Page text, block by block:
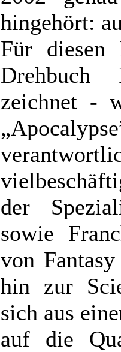
hingehört:
Für
Drehbuch
zeichnet -
der
sowie
von
hin zur
sich aus
auf die